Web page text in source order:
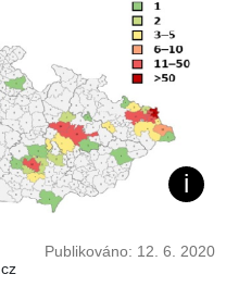
Publikováno: 12. 6. 2020